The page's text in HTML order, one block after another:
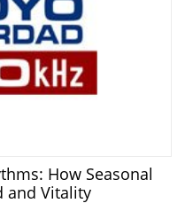
How Seasonal
and Vitality